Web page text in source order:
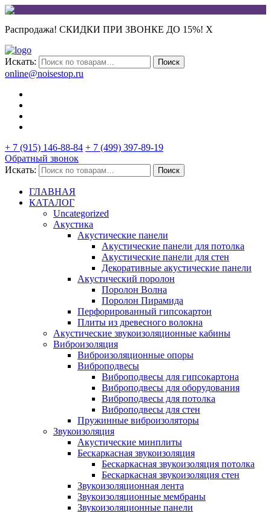
Распродажа! СКИДКИ ПРИ ЗВОНКЕ ДО 15%! X
Искать: Поиск
online@noisestop.ru
+ 7 (915) 146-88-84 + 7 (499) 397-89-19
Обратный звонок
Искать:
Поиск
ГЛАВНАЯ
КАТАЛОГ
Uncategorized
Акустика
Акустические панели
Акустические панели для потолка
Акустические панели для стен
Декоративные акустические панели
Акустический поролон
Поролон Волна
Поролон Пирамида
Перфорированный гипсокартон
Плиты из древесного волокна
Акустические звукоизоляционные кабины
Виброизоляция
Виброизоляционные опоры
Виброподвесы
Виброподвесы для гипсокартона
Виброподвесы для оборудования
Виброподвесы для потолка
Виброподвесы для стен
Пружинные виброизоляторы
Звукоизоляция
Акустические минплиты
Бескаркасная звукоизоляция
Бескаркасная звукоизоляция потолка
Бескаркасная звукоизоляция стен
Звукоизоляционная лента
Звукоизоляционные мембраны
Звукоизоляционные панели